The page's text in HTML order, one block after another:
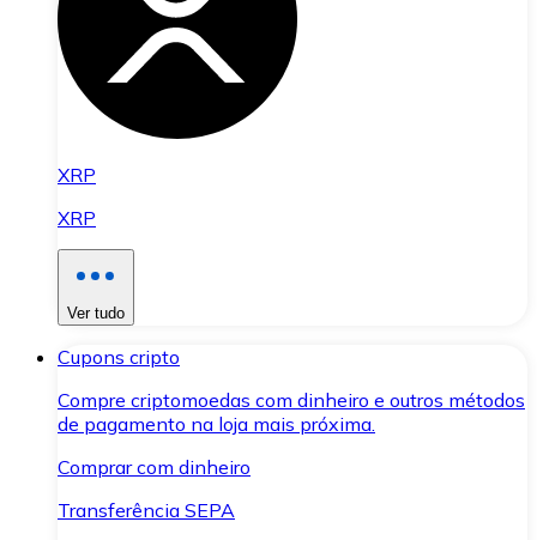
XRP
XRP
Ver tudo
Cupons cripto
Compre criptomoedas com dinheiro e outros métodos
de pagamento na loja mais próxima.
Comprar com dinheiro
Transferência SEPA